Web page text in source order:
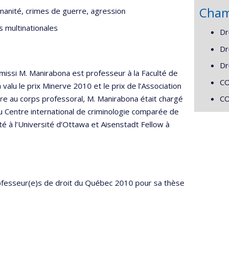
crimes de guerre, agression
multinationales
M. Manirabona est professeur à la Faculté de
le prix Minerve 2010 et le prix de l’Association
au corps professoral, M. Manirabona était chargé
international de criminologie comparée de
à l’Université d’Ottawa et Aisenstadt Fellow à
de droit du Québec 2010 pour sa thèse